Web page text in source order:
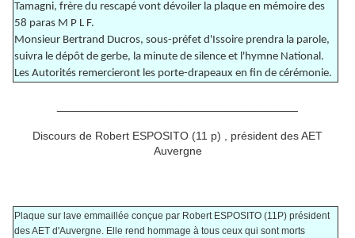
Tamagni, frère du rescapé vont dévoiler la plaque en mémoire des
58 paras M P L F.
Monsieur Bertrand Ducros, sous-préfet d'Issoire prendra la parole,
suivra le dépôt de gerbe, la minute de silence et l'hymne National.
Les Autorités remercieront les porte-drapeaux en fin de cérémonie.
Discours de Robert ESPOSITO (11 p) , président des AET
Auvergne
Plaque sur lave emmaillée conçue par Robert ESPOSITO (11P) président
des AET d'Auvergne. Elle rend hommage à tous ceux qui sont morts